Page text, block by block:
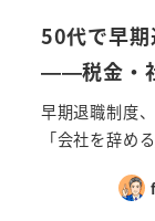
50代で早期
——税金・
早期退職制度
「会社を辞め